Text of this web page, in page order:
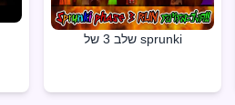
שלב 3 של sprunki